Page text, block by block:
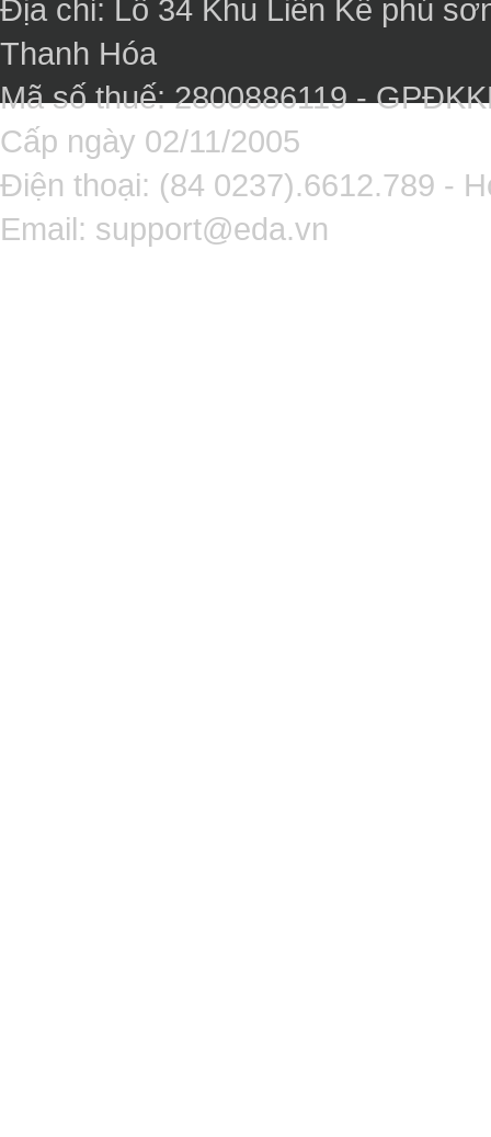
Địa chỉ: Lô 34 Khu Liên Kế phú
Thanh Hóa
Mã số thuế: 2800886119 -
Cấp ngày 02/11/2005
Điện thoại: (84 0237).6612.789 -
Email: support@eda.vn